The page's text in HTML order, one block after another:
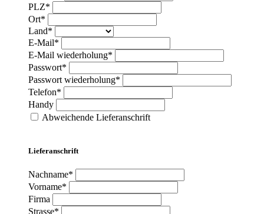
PLZ*
Ort*
Land*
E-Mail*
E-Mail wiederholung*
Passwort*
Passwort wiederholung*
Telefon*
Handy
Abweichende Lieferanschrift
Lieferanschrift
Nachname*
Vorname*
Firma
Strasse*